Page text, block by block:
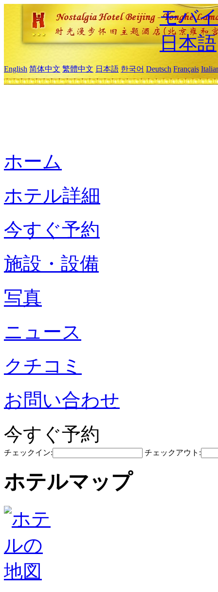
モバ
日本語
English 简体中文 繁體中文 日本語 한국어 Deutsch Français
ホーム
ホテル詳細
今すぐ予約
施設・設備
写真
ニュース
クチコミ
お問い合わせ
今すぐ予約
チェックイン: チェックアウト:
ホテルマップ